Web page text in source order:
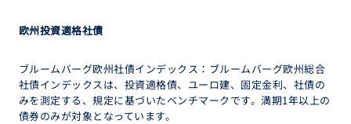
欧州投資適格社債
ブルームバーグ欧州社債インデックス：ブルームバーグ欧州総合
社債インデックスは、投資適格債、ユーロ建、固定金利、社債の
みを測定する、規定に基づいたベンチマークです。満期1年以上の
債券のみが対象となっています。